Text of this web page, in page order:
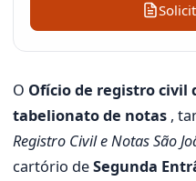
O Ofício de registro civil
tabelionato de notas ,
Registro Civil e Notas São
cartório deSegunda